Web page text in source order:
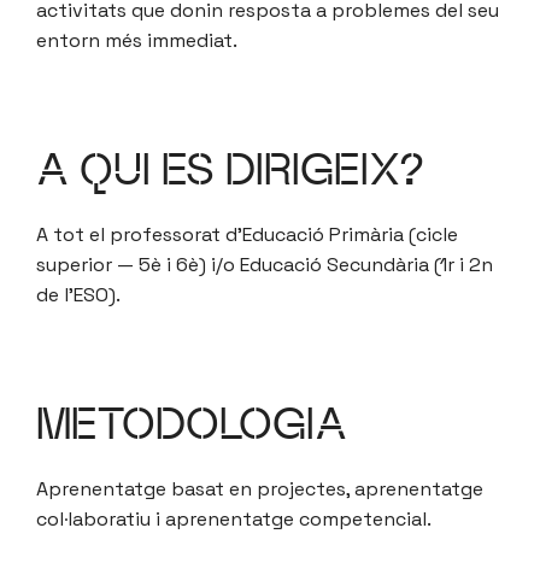
activitats que donin resposta a problemes del seu
entorn més immediat.
A QUI ES DIRIGEIX?
A tot el professorat d’Educació Primària (cicle
superior — 5è i 6è) i/o Educació Secundària (1r i 2n
de l’ESO).
METODOLOGIA
Aprenentatge basat en projectes, aprenentatge
col·laboratiu i aprenentatge competencial.